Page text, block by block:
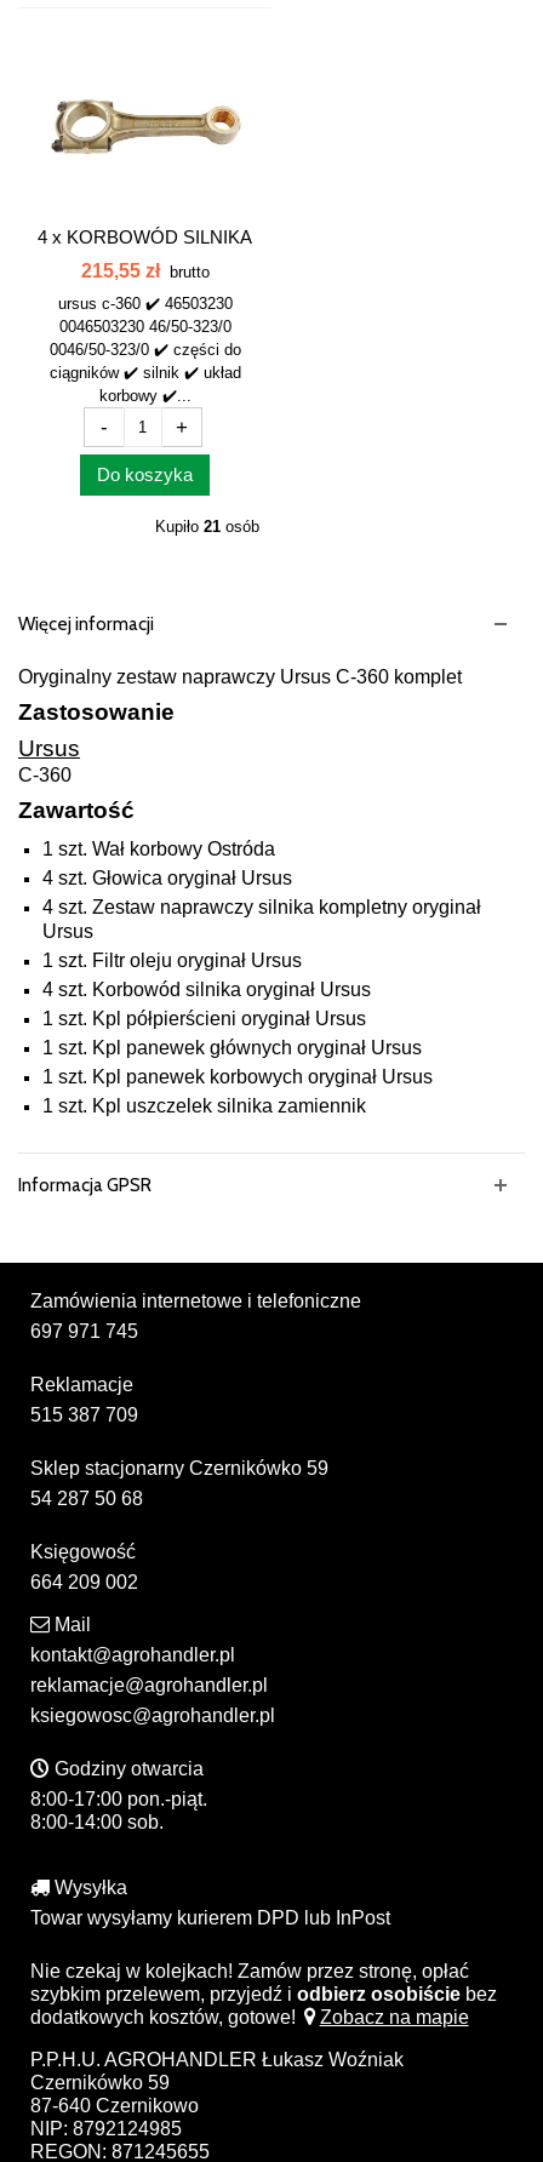
4 x KORBOWÓD SILNIKA
C-360 URSUS...
215,55 zł
brutto
ursus c-360 ✔️ 46503230
0046503230 46/50-323/0
0046/50-323/0 ✔️ części do
ciągników ✔️ silnik ✔️ układ
korbowy ✔️...
- +
Do koszyka
Kupiło 21 osób
Więcej informacji
Oryginalny zestaw naprawczy Ursus C-360 komplet
Zastosowanie
Ursus
C-360
Zawartość
1 szt. Wał korbowy Ostróda
4 szt. Głowica oryginał Ursus
4 szt. Zestaw naprawczy silnika kompletny oryginał
Ursus
1 szt. Filtr oleju oryginał Ursus
4 szt. Korbowód silnika oryginał Ursus
1 szt. Kpl półpierścieni oryginał Ursus
1 szt. Kpl panewek głównych oryginał Ursus
1 szt. Kpl panewek korbowych oryginał Ursus
1 szt. Kpl uszczelek silnika zamiennik
Informacja GPSR
Zamówienia internetowe i telefoniczne
697 971 745
Reklamacje
515 387 709
Sklep stacjonarny Czernikówko 59
54 287 50 68
Księgowość
664 209 002
Mail
kontakt@agrohandler.pl
reklamacje@agrohandler.pl
ksiegowosc@agrohandler.pl
Godziny otwarcia
8:00-17:00 pon.-piąt.
8:00-14:00 sob.
Wysyłka
Towar wysyłamy kurierem DPD lub InPost
Nie czekaj w kolejkach! Zamów przez stronę, opłać
szybkim przelewem, przyjedź i odbierz osobiście bez
dodatkowych kosztów, gotowe!
Zobacz na mapie
P.P.H.U. AGROHANDLER Łukasz Woźniak
Czernikówko 59
87-640 Czernikowo
NIP: 8792124985
REGON: 871245655